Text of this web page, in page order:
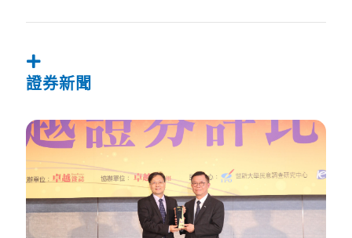
證券新聞